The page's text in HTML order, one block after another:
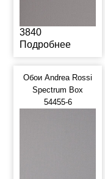
3840
Подробнее
Обои Andrea Rossi
Spectrum Box
54455-6